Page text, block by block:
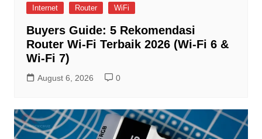
Internet
Router WiFi
Buyers Guide: 5 Rekomendasi
Router Wi-Fi Terbaik 2026 (Wi-Fi 6 &
Wi-Fi 7)
August 6, 2026 0